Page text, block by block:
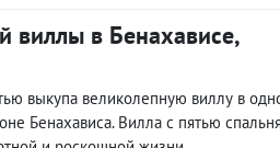
виллы в Бенахависе,
выкупа великолепную виллу в
Бенахависа. Вилла с пятью